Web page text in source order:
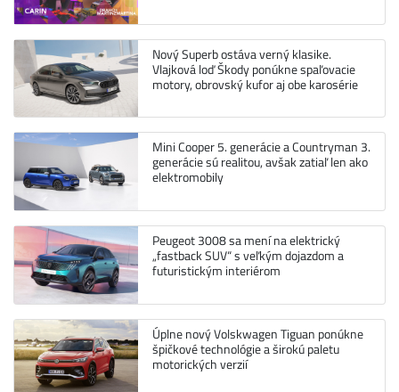
Nový Superb ostáva verný klasike.
Vlajková loď Škody ponúkne spaľovacie
motory, obrovský kufor aj obe karosérie
Mini Cooper 5. generácie a Countryman 3.
generácie sú realitou, avšak zatiaľ len ako
elektromobily
Peugeot 3008 sa mení na elektrický
„fastback SUV“ s veľkým dojazdom a
futuristickým interiérom
Úplne nový Volskwagen Tiguan ponúkne
špičkové technológie a širokú paletu
motorických verzií